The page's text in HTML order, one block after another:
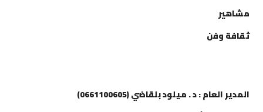
مشاهير
ثقافة وفن
المدير العام : د . ميلود بلقاضي (0661100605)